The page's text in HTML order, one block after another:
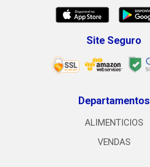
Site Seguro
Departamentos
ALIMENTICIOS
VENDAS